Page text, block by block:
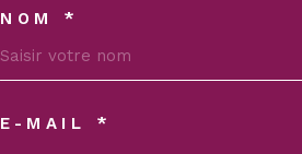
NOM *
E-MAIL *